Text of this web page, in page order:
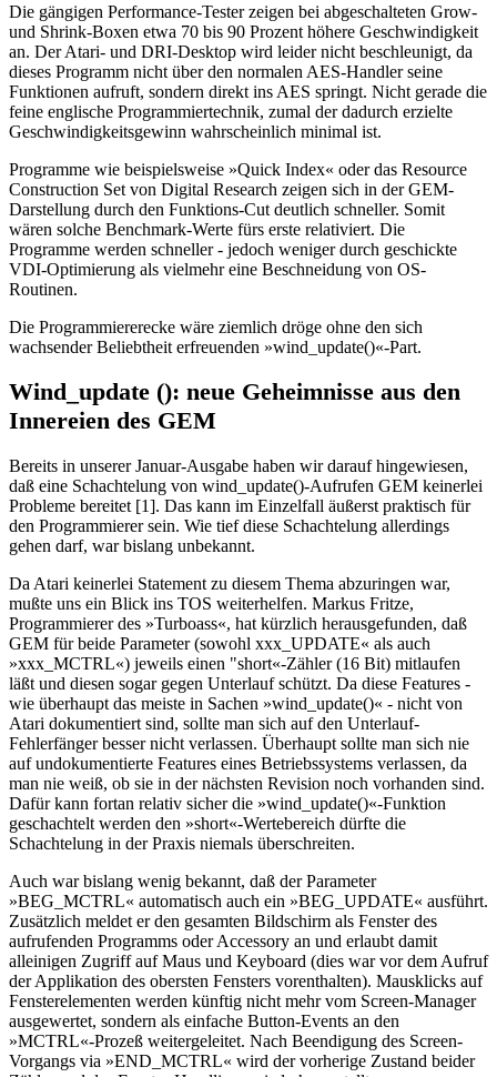
Die gängigen Performance-Tester zeigen bei abgeschalteten Grow-
und Shrink-Boxen etwa 70 bis 90 Prozent höhere Geschwindigkeit
an. Der Atari- und DRI-Desktop wird leider nicht beschleunigt, da
dieses Programm nicht über den normalen AES-Handler seine
Funktionen aufruft, sondern direkt ins AES springt. Nicht gerade die
feine englische Programmiertechnik, zumal der dadurch erzielte
Geschwindigkeitsgewinn wahrscheinlich minimal ist.
Programme wie beispielsweise »Quick Index« oder das Resource
Construction Set von Digital Research zeigen sich in der GEM-
Darstellung durch den Funktions-Cut deutlich schneller. Somit
wären solche Benchmark-Werte fürs erste relativiert. Die
Programme werden schneller - jedoch weniger durch geschickte
VDI-Optimierung als vielmehr eine Beschneidung von OS-
Routinen.
Die Programmiererecke wäre ziemlich dröge ohne den sich
wachsender Beliebtheit erfreuenden »wind_update()«-Part.
Wind_update (): neue Geheimnisse aus den
Innereien des GEM
Bereits in unserer Januar-Ausgabe haben wir darauf hingewiesen,
daß eine Schachtelung von wind_update()-Aufrufen GEM keinerlei
Probleme bereitet [1]. Das kann im Einzelfall äußerst praktisch für
den Programmierer sein. Wie tief diese Schachtelung allerdings
gehen darf, war bislang unbekannt.
Da Atari keinerlei Statement zu diesem Thema abzuringen war,
mußte uns ein Blick ins TOS weiterhelfen. Markus Fritze,
Programmierer des »Turboass«, hat kürzlich herausgefunden, daß
GEM für beide Parameter (sowohl xxx_UPDATE« als auch
»xxx_MCTRL«) jeweils einen "short«-Zähler (16 Bit) mitlaufen
läßt und diesen sogar gegen Unterlauf schützt. Da diese Features -
wie überhaupt das meiste in Sachen »wind_update()« - nicht von
Atari dokumentiert sind, sollte man sich auf den Unterlauf-
Fehlerfänger besser nicht verlassen. Überhaupt sollte man sich nie
auf undokumentierte Features eines Betriebssystems verlassen, da
man nie weiß, ob sie in der nächsten Revision noch vorhanden sind.
Dafür kann fortan relativ sicher die »wind_update()«-Funktion
geschachtelt werden den »short«-Wertebereich dürfte die
Schachtelung in der Praxis niemals überschreiten.
Auch war bislang wenig bekannt, daß der Parameter
»BEG_MCTRL« automatisch auch ein »BEG_UPDATE« ausführt.
Zusätzlich meldet er den gesamten Bildschirm als Fenster des
aufrufenden Programms oder Accessory an und erlaubt damit
alleinigen Zugriff auf Maus und Keyboard (dies war vor dem Aufruf
der Applikation des obersten Fensters vorenthalten). Mausklicks auf
Fensterelementen werden künftig nicht mehr vom Screen-Manager
ausgewertet, sondern als einfache Button-Events an den
»MCTRL«-Prozeß weitergeleitet. Nach Beendigung des Screen-
Vorgangs via »END_MCTRL« wird der vorherige Zustand beider